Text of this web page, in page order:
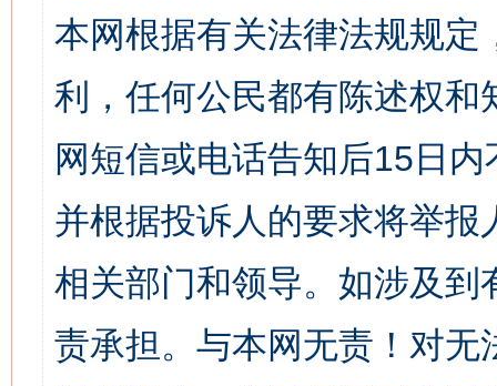
本网根据有关法律法规规
利，任何公民都有陈述权
网短信或电话告知后15日
并根据投诉人的要求将举
相关部门和领导。如涉及
责承担。与本网无责！对